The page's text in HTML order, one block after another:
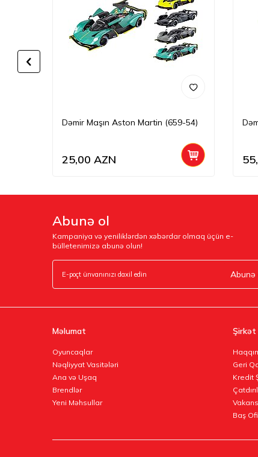
Dəmir Maşın Aston Martin (659-54)
25,00 AZN
Abunə ol
Kampaniya və yeniliklərdən xəbərdar olmaq üçün e-
bülletenimizə abunə olun!
Abunə
Məlumat
Oyuncaqlar
Nəqliyyat Vasitələri
Ana və Uşaq
Brendlər
Yeni Məhsullar
Şirkət
Geri
Kredit
Baş